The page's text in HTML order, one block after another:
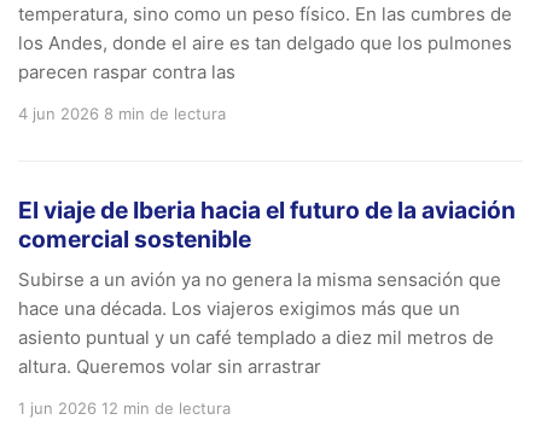
temperatura, sino como un peso físico. En las cumbres de
los Andes, donde el aire es tan delgado que los pulmones
parecen raspar contra las
4 jun 2026 8 min de lectura
El viaje de Iberia hacia el futuro de la aviación
comercial sostenible
Subirse a un avión ya no genera la misma sensación que
hace una década. Los viajeros exigimos más que un
asiento puntual y un café templado a diez mil metros de
altura. Queremos volar sin arrastrar
1 jun 2026 12 min de lectura